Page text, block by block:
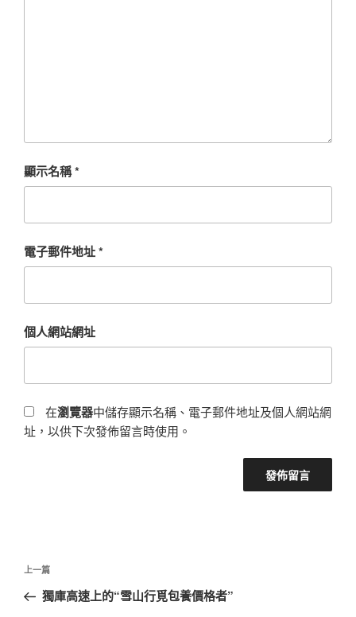
顯示名稱*
電子郵件地址*
個人網站網址
在瀏覽器中儲存顯示名稱、電子郵件地址及個人網站網
址，以供下次發佈留言時使用。
文
導
上
一
上一篇
獨庫高速上的“雪山行覓包養價格者”